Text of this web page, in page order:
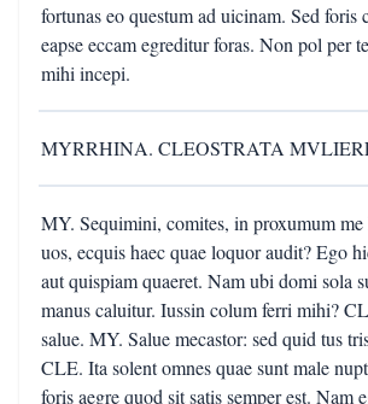
fortunas eo questum ad uicinam. Sed foris
eapse eccam egreditur foras. Non pol per
mihi incepi.
MYRRHINA. CLEOSTRATA
MY. Sequimini, comites, in proxumum me
uos, ecquis haec quae loquor audit? Ego
aut quispiam quaeret. Nam ubi domi sola
manus caluitur. Iussin colum ferri mihi?
salue. MY. Salue mecastor: sed quid tus
CLE. Ita solent omnes quae sunt male
foris aegre quod sit satis semper est. Nam